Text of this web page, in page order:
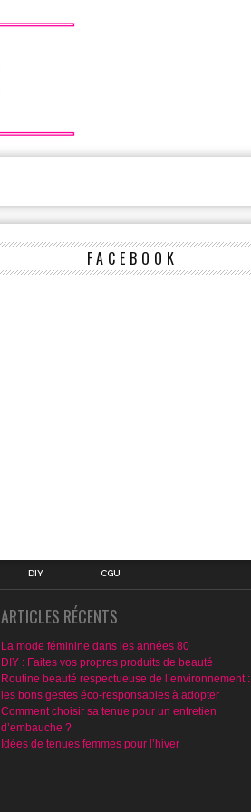
FACEBOOK
DIY CGU
ARTICLES RÉCENTS
La mode féminine dans les années 80
DIY : Faites vos propres produits de beauté
Routine beauté respectueuse de l’environnement :
les bons gestes éco-responsables à adopter
Comment choisir sa tenue pour un entretien
d’embauche ?
Idées de tenues femmes pour l’hiver